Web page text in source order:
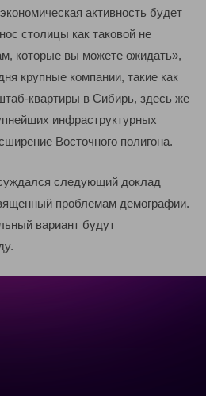
активность будет
столицы как таковой не
которые вы можете ожидать»,
крупные компании, такие как
квартиры в Сибирь, здесь же
инфраструктурных
Восточного полигона.
следующий доклад
проблемам демографии.
вариант будут